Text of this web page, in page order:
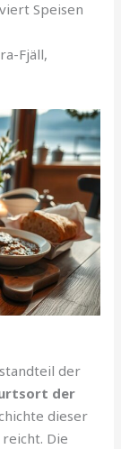
Speisen
Fjäll,
der
der
dieser
reicht. Die